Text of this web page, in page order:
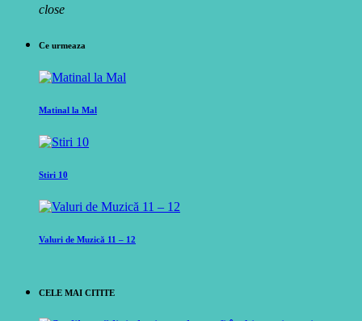
close
Ce urmeaza
Matinal la Mal
Stiri 10
Valuri de Muzică 11 – 12
CELE MAI CITITE